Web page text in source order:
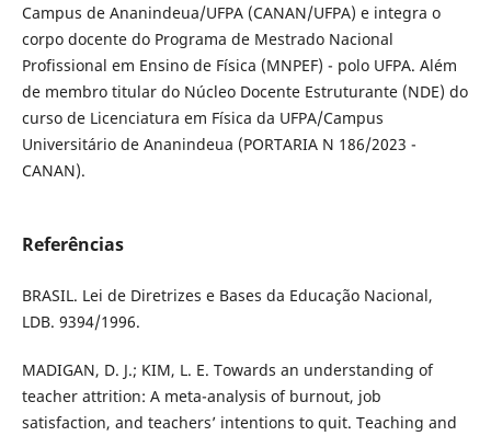
Campus de Ananindeua/UFPA (CANAN/UFPA) e integra o
corpo docente do Programa de Mestrado Nacional
Profissional em Ensino de Física (MNPEF) - polo UFPA. Além
de membro titular do Núcleo Docente Estruturante (NDE) do
curso de Licenciatura em Física da UFPA/Campus
Universitário de Ananindeua (PORTARIA N 186/2023 -
CANAN).
Referências
BRASIL. Lei de Diretrizes e Bases da Educação Nacional,
LDB. 9394/1996.
MADIGAN, D. J.; KIM, L. E. Towards an understanding of
teacher attrition: A meta-analysis of burnout, job
satisfaction, and teachers’ intentions to quit. Teaching and